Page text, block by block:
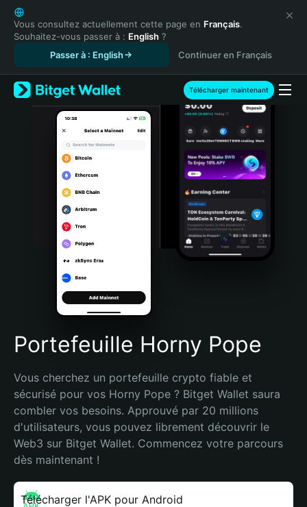
English
日本語
Tiếng Việt
Español (Latinoamérica)
Türkçe
Italiano
Português (Portugal)
Bahasa Indonesia
Português (Brasil)
Español (Argentina)
Vous consultez actuellement cette page en Français.
Souhaitez-vous passer à : English ?
Passer à : English
Continuer en Français
Télécharger maintenant
Portefeuille Horny Pope
Vous cherchez un portefeuille crypto fiable et
sécurisé pour vos Horny Pope ? Bitget Wallet saura
combler vos besoins. Approuvé par 20 millions
d'utilisateurs, vous pouvez librement découvrir le
Web3 sur Bitget Wallet. Commencez votre parcours
dès maintenant !
Télécharger l'APK pour Android